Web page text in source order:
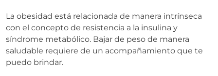
La obesidad está relacionada de manera intrínseca
con el concepto de resistencia a la insulina y
síndrome metabólico. Bajar de peso de manera
saludable requiere de un acompañamiento que te
puedo brindar.